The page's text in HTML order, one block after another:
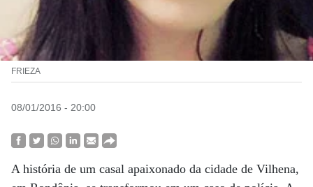
FRIEZA
08/01/2016 - 20:00
A história de um casal apaixonado da cidade de Vilhena,